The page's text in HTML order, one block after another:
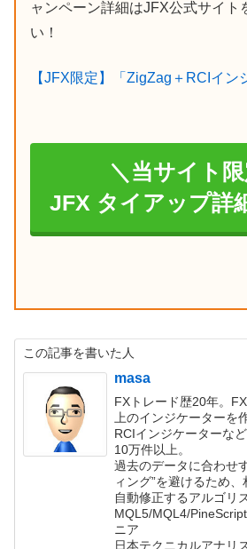
ャンペーン詳細はJFX公式サイト
い！
【JFX限定】「ZigZag＋RCIイン
＼当サイト
JFX タイアップ詳
この記事を書いた人
masa
FXトレード歴20年。
上のインジケーターを
RCIインジケーターな
10万件以上。
過去のデータに合わせ
ィング”を避けるため
自動修正するアルゴリ
MQL5/MQL4/
ニア
日本テクニカルアナリ